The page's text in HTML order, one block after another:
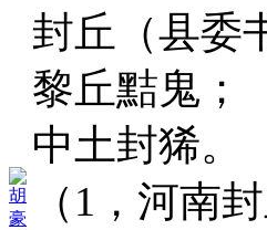
胡
豪
封丘（县委
黎丘黠鬼；
中土封狶。
（1，河南